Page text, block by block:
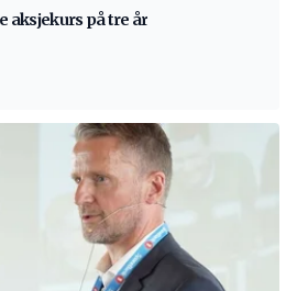
aksjekurs på tre år